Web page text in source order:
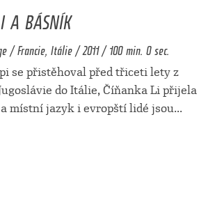
A BÁSNÍK
/ Francie, Itálie / 2011 / 100 min. 0 sec.
se přistěhoval před třiceti lety z
do Itálie, Číňanka Li přijela
místní jazyk i evropští lidé jsou...